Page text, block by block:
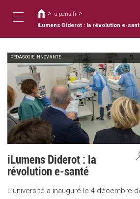
contenu
Toggle
navigation
êtes
ici
> u-paris.fr >
iLumens Diderot : la révolution e-
PÉDAGOGIE INNOVANTE
iLumens Diderot : la
révolution e-santé
L’université a inauguré le 4 décembre